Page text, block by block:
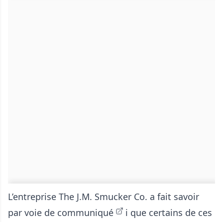
L’entreprise The J.M. Smucker Co. a fait savoir
par voie de communiqué
i que certains de ces